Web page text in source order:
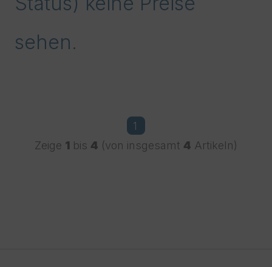
sehen.
1
Zeige 1 bis 4 (von insgesamt 4 Artikeln)